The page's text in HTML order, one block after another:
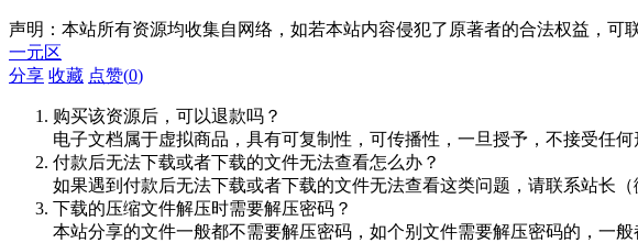
声明：本站所有资源均收集自网络，如若本站内容侵犯了原著者的合法权益，可
一元区
分享 收藏 点赞(0)
购买该资源后，可以退款吗？
电子文档属于虚拟商品，具有可复制性，可传播性，一旦授予，不接受任
付款后无法下载或者下载的文件无法查看怎么办？
如果遇到付款后无法下载或者下载的文件无法查看这类问题，请联系站长（
下载的压缩文件解压时需要解压密码？
本站分享的文件一般都不需要解压密码，如个别文件需要解压密码的，一